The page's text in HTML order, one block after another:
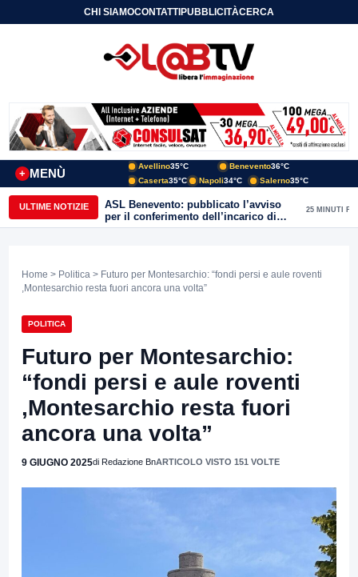
CHI SIAMOCONTATTIPUBBLICITÀCERCA
MENÙ
+
Avellino35°C Benevento36°C
Caserta35°C Napoli34°C Salerno35°C
ULTIME NOTIZIE
ASL Benevento: pubblicato l’avviso
per il conferimento dell’incarico di
Direttore della Unità Operativa
25 MINUTI FA
Home > Politica > Futuro per Montesarchio: “fondi persi e aule roventi
,Montesarchio resta fuori ancora una volta”
POLITICA
Futuro per Montesarchio:
“fondi persi e aule roventi
,Montesarchio resta fuori
ancora una volta”
9 GIUGNO 2025di Redazione BnARTICOLO VISTO 151 VOLTE